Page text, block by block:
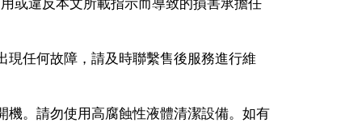
或違反本文所載指示而導致的損害承擔任
現任何故障，請及時聯繫售後服務進行維
機。請勿使用高腐蝕性液體清潔設備。如有